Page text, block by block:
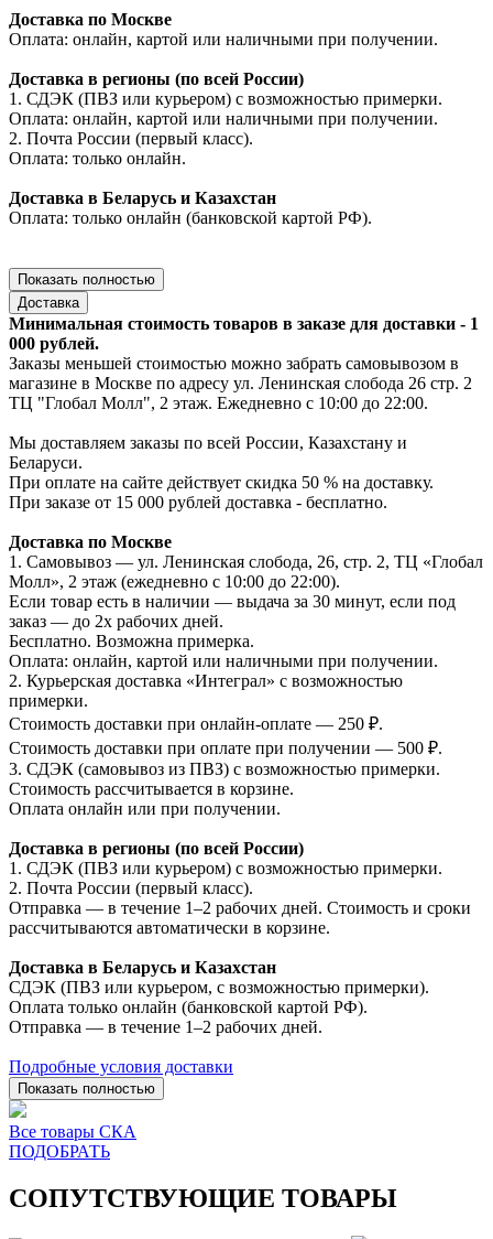
Доставка по Москве
Оплата: онлайн, картой или наличными при получении.
Доставка в регионы (по всей России)
1. СДЭК (ПВЗ или курьером) с возможностью примерки.
Оплата: онлайн, картой или наличными при получении.
2. Почта России (первый класс).
Оплата: только онлайн.
Доставка в Беларусь и Казахстан
Оплата: только онлайн (банковской картой РФ).
Показать полностью
Доставка
Минимальная стоимость товаров в заказе для доставки - 1
000 рублей.
Заказы меньшей стоимостью можно забрать самовывозом в
магазине в Москве по адресу ул. Ленинская слобода 26 стр. 2
ТЦ "Глобал Молл", 2 этаж. Ежедневно с 10:00 до 22:00.
Мы доставляем заказы по всей России, Казахстану и
Беларуси.
При оплате на сайте действует скидка 50 % на доставку.
При заказе от 15 000 рублей доставка - бесплатно.
Доставка по Москве
1. Самовывоз — ул. Ленинская слобода, 26, стр. 2, ТЦ «Глобал
Молл», 2 этаж (ежедневно с 10:00 до 22:00).
Если товар есть в наличии — выдача за 30 минут, если под
заказ — до 2х рабочих дней.
Бесплатно. Возможна примерка.
Оплата: онлайн, картой или наличными при получении.
2. Курьерская доставка «Интеграл» с возможностью
примерки.
Стоимость доставки при онлайн-оплате — 250 ₽.
Стоимость доставки при оплате при получении — 500 ₽.
3. СДЭК (самовывоз из ПВЗ) с возможностью примерки.
Стоимость рассчитывается в корзине.
Оплата онлайн или при получении.
Доставка в регионы (по всей России)
1. СДЭК (ПВЗ или курьером) с возможностью примерки.
2. Почта России (первый класс).
Отправка — в течение 1–2 рабочих дней. Стоимость и сроки
рассчитываются автоматически в корзине.
Доставка в Беларусь и Казахстан
СДЭК (ПВЗ или курьером, с возможностью примерки).
Оплата только онлайн (банковской картой РФ).
Отправка — в течение 1–2 рабочих дней.
Подробные условия доставки
Показать полностью
Все товары СКА
ПОДОБРАТЬ
СОПУТСТВУЮЩИЕ ТОВАРЫ